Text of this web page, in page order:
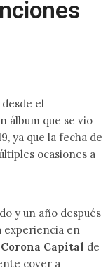
el
álbum que se vio
ya que la fecha de
ocasiones a
y un año después
experiencia en
Corona Capital de
cover a